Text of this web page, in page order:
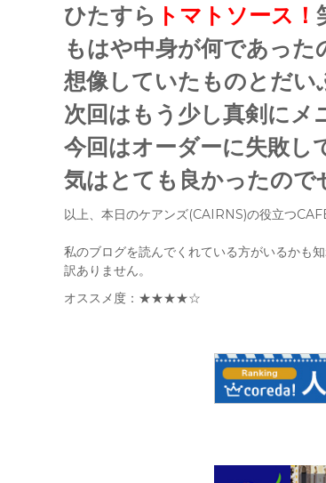
ひたすら トマトソース！
もはや中身が何であった
想像していたものとだい
次回はもう少し真剣にメ
今回はオーダーに失敗し
気はとても良かったので
以上、本日のケアンズ(CAIRNS)の役立つ
私のブログを読んでくれている方がいるかも
訳ありません。
オススメ度：★★★★☆